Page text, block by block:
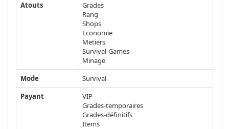
Atouts
Grades
Rang
Shops
Economie
Metiers
Survival-Games
Minage
Mode
Survival
Payant
VIP
Grades-temporaires
Grades-définitifs
Items